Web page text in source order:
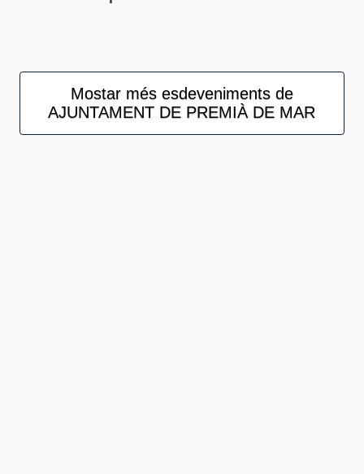
Mostar més esdeveniments de
AJUNTAMENT DE PREMIÀ DE MAR